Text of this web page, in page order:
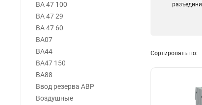
ВА 47 100
ВА 47 29
ВА 47 60
ВА07
ВА44
ВА47 150
ВА88
Ввод резерва АВР
Воздушные
Сортировать по: